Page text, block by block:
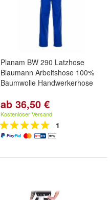
Planam BW 290 Latzhose
Blaumann Arbeitshose 100%
Baumwolle Handwerkerhose
ab 36,50 €
Kostenloser Versand
1